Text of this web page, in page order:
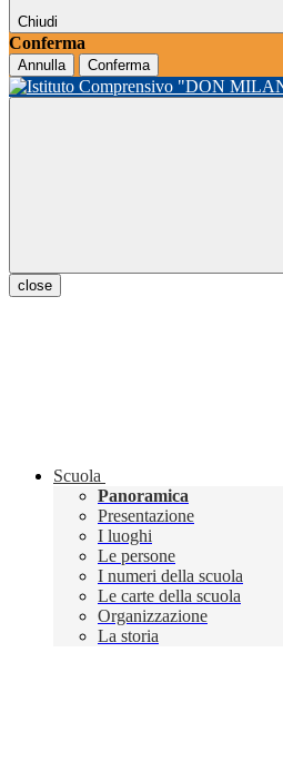
Chiudi
Conferma
Annulla Conferma
close
Scuola
Panoramica
Presentazione
I luoghi
Le persone
I numeri della scuola
Le carte della scuola
Organizzazione
La storia